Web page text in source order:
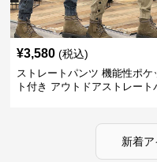
¥3,580 (税込)
ストレートパンツ 機能性ポケ
ト付き アウトドアストレート
新着